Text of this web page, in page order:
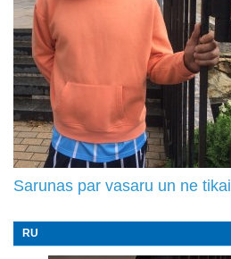
Sarunas par vasaru un ne tikai
RU